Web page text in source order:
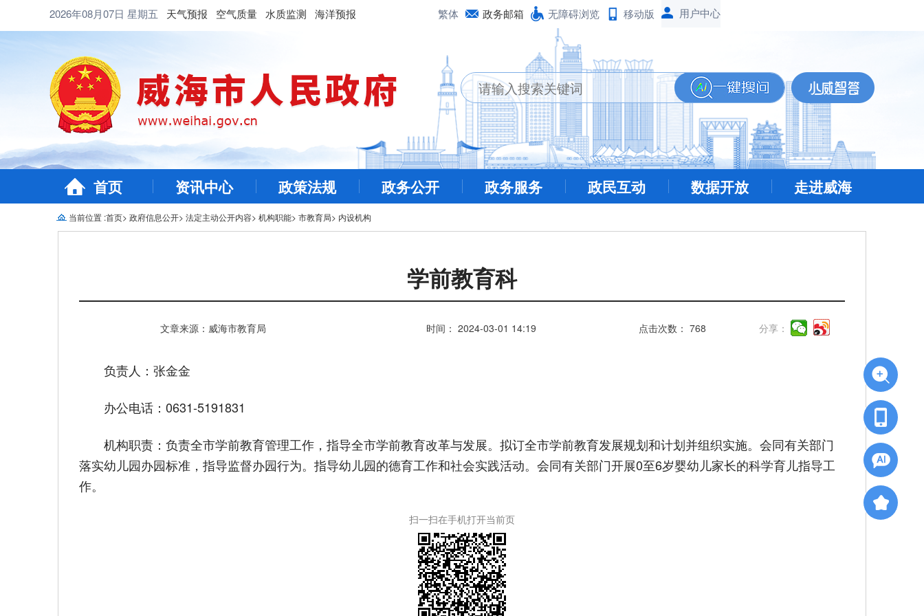
2026年08月07日 星期五 天气预报 空气质量 水质监测 海洋预报 繁体 政务邮箱 无障碍浏览 移动版
首页 资讯中心 政策法规 政务公开 政务服务 政民互动 数据开放 走进威海
当前位置 :首页> 政府信息公开> 法定主动公开内容> 机构职能> 市教育局> 内设机构
学前教育科
文章来源：威海市教育局 时间： 2024-03-01 14:19 点击次数：768 分享：
负责人：张金金
办公电话：0631-5191831
机构职责：负责全市学前教育管理工作，指导全市学前教育改革与发展。拟订全市学前教育发展规划和计划并组织实施。会同有关部门
落实幼儿园办园标准，指导监督办园行为。指导幼儿园的德育工作和社会实践活动。会同有关部门开展0至6岁婴幼儿家长的科学育儿指导工
作。
扫一扫在手机打开当前页